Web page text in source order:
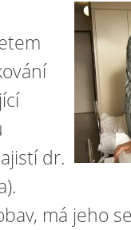
dr.
má jeho